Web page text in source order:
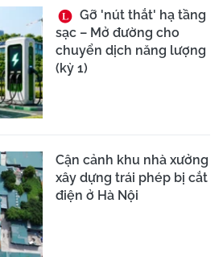
Gỡ 'nút thắt' hạ tầng
sạc – Mở đường cho
chuyển dịch năng lượng
(kỳ 1)
Cận cảnh khu nhà xưởng
xây dựng trái phép bị cắt
điện ở Hà Nội